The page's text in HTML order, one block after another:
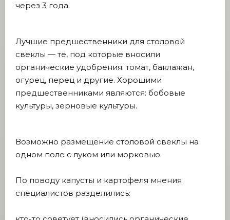
через 3 года.
Лучшие предшественники для столовой
свеклы — те, под которые вносили
органические удобрения: томат, баклажан,
огурец, перец и другие. Хорошими
предшественниками являются: бобовые
культуры, зерновые культуры.
Возможно размещение столовой свеклы на
одном поле с луком или морковью.
По поводу капусты и картофеля мнения
специалистов разделились: